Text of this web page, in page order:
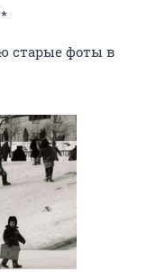
старые фоты в